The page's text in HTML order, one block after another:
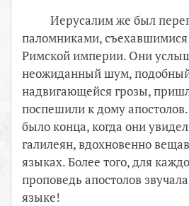
Иерусалим же был
паломниками, съехавшимися
Римской империи. Они
неожиданный шум,
надвигающейся грозы,
поспешили к дому
было конца, когда они
галилеян, вдохновенно
языках. Более того, для
проповедь апостолов
языке!